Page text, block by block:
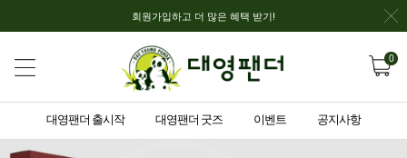
회원가입하고 더 많은 혜택 받기!
0
대영팬더 출시작 대영팬더 굿즈 이벤트 공지사항